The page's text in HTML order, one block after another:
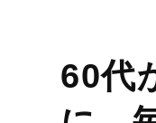
60代